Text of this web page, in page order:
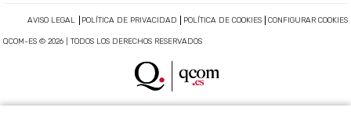
AVISO LEGAL POLÍTICA DE PRIVACIDAD POLÍTICA DE COOKIES CONFIGURAR COOKIES
QCOM-ES © 2026 | TODOS LOS DERECHOS RESERVADOS